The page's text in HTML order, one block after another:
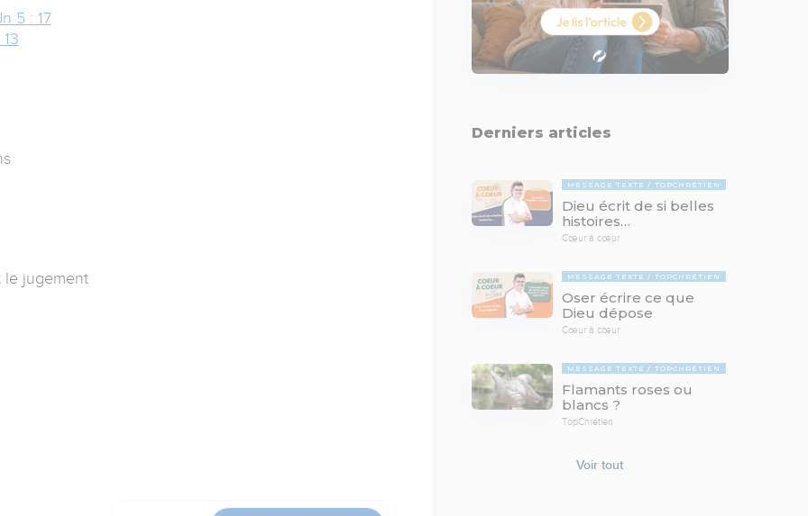
5 : 17
le jugement
Derniers articles
MESSAGE TEXTE TOPCHRÉTIEN
Dieu écrit de si belles
histoires…
Cœur à cœur
MESSAGE TEXTE TOPCHRÉTIEN
Oser écrire ce que
Dieu dépose
Cœur à cœur
MESSAGE TEXTE TOPCHRÉTIEN
Flamants roses ou
blancs ?
TopChrétien
Voir tout